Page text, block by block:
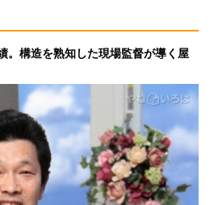
。構造を熟知した現場監督が導く屋